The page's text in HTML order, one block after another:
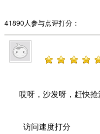
41890人参与点评打分：
哎呀，沙发呀，赶快抢
访问速度打分